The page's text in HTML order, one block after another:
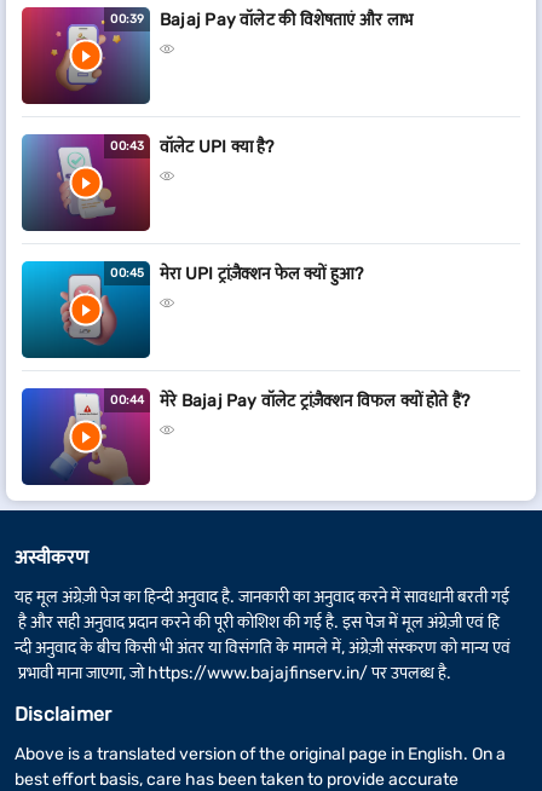
00:39 Bajaj Pay वॉलेट की विशेषताएं और लाभ
00:43 वॉलेट UPI क्या है?
00:45 मेरा UPI ट्रांज़ैक्शन फेल क्यों हुआ?
00:44 मेरे Bajaj Pay वॉलेट ट्रांज़ैक्शन विफल क्यों होते हैं?
अस्वीकरण
यह मूल अंग्रेज़ी पेज का हिन्दी अनुवाद है. जानकारी का अनुवाद करने में सावधानी बरती गई
है और सही अनुवाद प्रदान करने की पूरी कोशिश की गई है. इस पेज में मूल अंग्रेज़ी एवं हि
न्दी अनुवाद के बीच किसी भी अंतर या विसंगति के मामले में, अंग्रेज़ी संस्करण को मान्य एवं
प्रभावी माना जाएगा, जोhttps://www.bajajfinserv.in/पर उपलब्ध है.
Disclaimer
Above is a translated version of the original page in English. On a
best effort basis, care has been taken to provide accurate